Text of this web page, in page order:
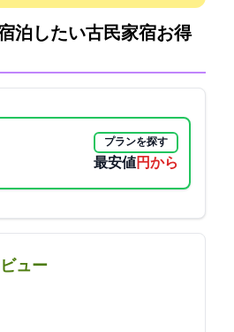
泊したい古民家宿:お得
プランを探す
最安値14000円から
ュー